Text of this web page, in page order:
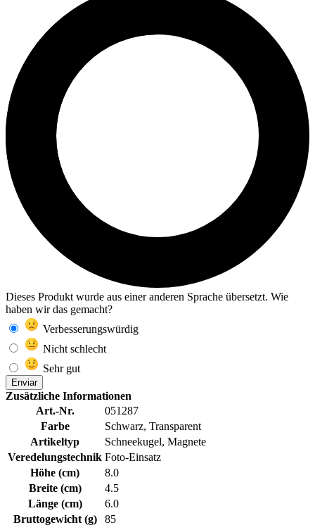
Dieses Produkt wurde aus einer anderen Sprache übersetzt. Wie
haben wir das gemacht?
Verbesserungswürdig
Nicht schlecht
Sehr gut
Enviar
Zusätzliche Informationen
Art.-Nr.
051287
Farbe
Schwarz, Transparent
Artikeltyp
Schneekugel, Magnete
Veredelungstechnik Foto-Einsatz
Höhe (cm)
8.0
Breite (cm)
4.5
Länge (cm)
6.0
Bruttogewicht (g)
85